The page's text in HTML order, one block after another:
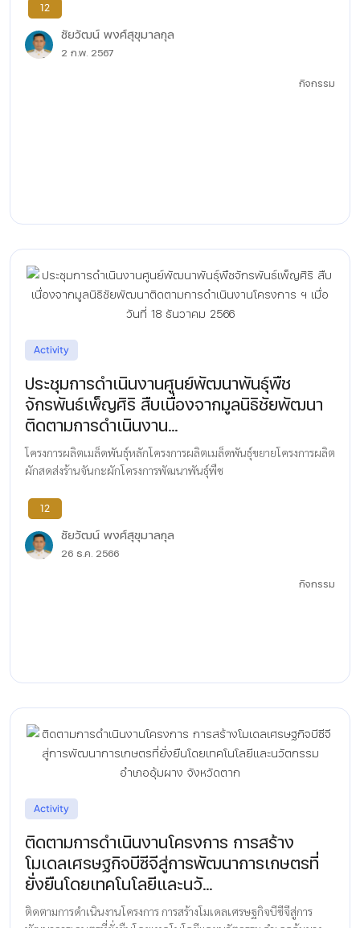
12
ชัยวัฒน์ พงศ์สุขุมาลกุล
2 ก.พ. 2567
กิจกรรม
Activity
ประชุมการดำเนินงานศูนย์พัฒนาพันธุ์พืช
จักรพันธ์เพ็ญศิริ สืบเนื่องจากมูลนิธิชัยพัฒนา
ติดตามการดำเนินงาน...
โครงการผลิตเมล็ดพันธุ์หลักโครงการผลิตเมล็ดพันธุ์ขยายโครงการผลิต
ผักสดส่งร้านจันกะผักโครงการพัฒนาพันธุ์พืช
12
ชัยวัฒน์ พงศ์สุขุมาลกุล
26 ธ.ค. 2566
กิจกรรม
Activity
ติดตามการดำเนินงานโครงการ การสร้าง
โมเดลเศรษฐกิจบีซีจีสู่การพัฒนาการเกษตรที่
ยั่งยืนโดยเทคโนโลยีและนวั...
ติดตามการดำเนินงานโครงการ การสร้างโมเดลเศรษฐกิจบีซีจีสู่การ